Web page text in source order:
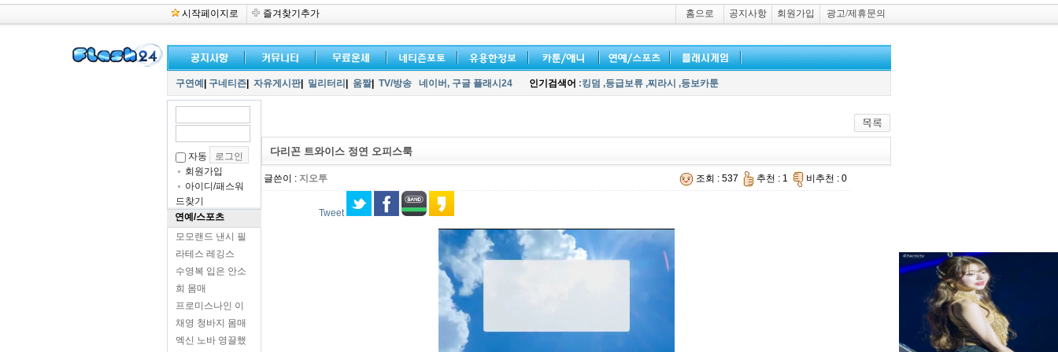
시작페이지로 즐겨찾기추가 홈으로 공지사항 회원가입 광고/제휴문의
구연예 구네티즌 자유게시판| 밀리터리 움짤| TV/방송 네이버, 구글 플래시24 인기검색어 :킹덤 ,등급보류 ,찌라시 ,등보카툰
자동
회원가입
아이디/패스워
드찾기
연예/스포츠
모모랜드 낸시 필
라테스 레깅스
수영복 입은 안소
희 몸매
프로미스나인 이
채영 청바지 몸매
엑신 노바 영끌했
다리꼰 트와이스 정연 오피스룩
글쓴이 : 지오투 조회 : 537 추천 : 1 비추천 : 0
Tweet